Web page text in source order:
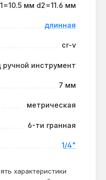
срыв
контроль качества на
гарантирует
подходит для
требуется работа
доставка по
с ударным
мм d2=11.6 мм
длинная
cr-v
ручной инструмент
7 мм
метрическая
6-ти гранная
1/4"
характеристики